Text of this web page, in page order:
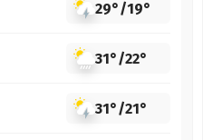
29°/19°
31°/22°
31°/21°